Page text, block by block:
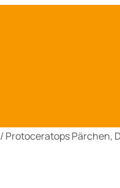
/ Protoceratops Pärchen,